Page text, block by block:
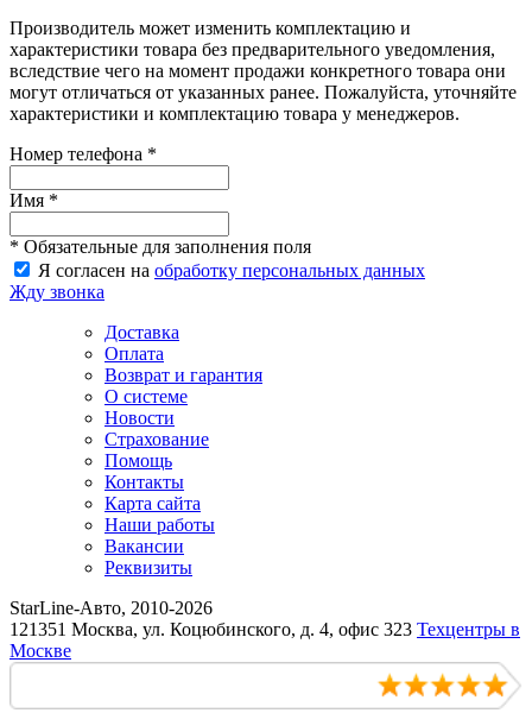
Производитель может изменить комплектацию и
характеристики товара без предварительного уведомления,
вследствие чего на момент продажи конкретного товара они
могут отличаться от указанных ранее. Пожалуйста, уточняйте
характеристики и комплектацию товара у менеджеров.
Номер телефона *
Имя *
* Обязательные для заполнения поля
Я согласен на обработку персональных данных
Жду звонка
Доставка
Оплата
Возврат и гарантия
О системе
Новости
Страхование
Помощь
Контакты
Карта сайта
Наши работы
Вакансии
Реквизиты
StarLine-Авто, 2010-2026
121351 Москва, ул. Коцюбинского, д. 4, офис 323 Техцентры в
Москве